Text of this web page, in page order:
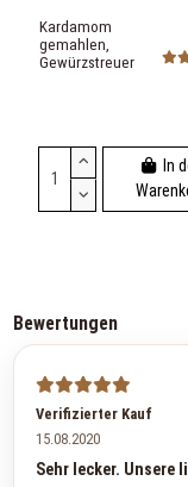
Kardamom
gemahlen,
Gewürzstreuer
In
Bewertungen
Verifizierter Kauf
15.08.2020
Sehr lecker. Unsere